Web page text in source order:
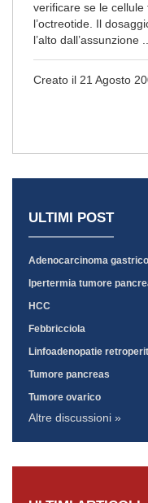
verificare se le
l’octreotide. Il
l’alto dall’assunzione ...
Creato il 21 Agosto
ULTIMI POST
Adenocarcinoma
Ipertermia tumore
HCC
Febbricciola
Linfoadenopatie
Tumore pancreas
Tumore ovarico
Altre discussioni »